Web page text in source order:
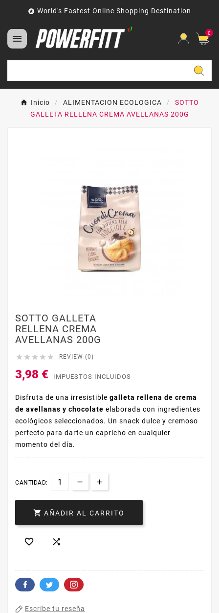
 World's Fastest Online Shopping Destination
 0
Inicio ALIMENTACION ECOLOGICA
SOTTO
GALLETA RELLENA CREMA AVELLANAS 200G
SOTTO GALLETA
RELLENA CREMA
AVELLANAS 200G
     REVIEW (0)
3,98 € IMPUESTOS INCLUIDOS
Disfruta de una irresistible galleta rellena de crema
de avellanas y chocolate elaborada con ingredientes
ecológicos seleccionados. Un snack dulce y cremoso
perfecto para darte un capricho en cualquier
momento del día.
CANTIDAD:
 AÑADIR AL CARRITO
 
Escribe tu reseña